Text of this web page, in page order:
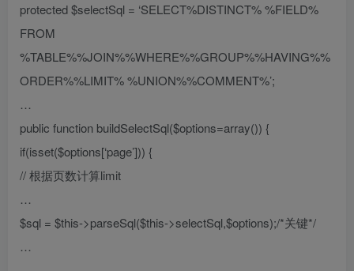
protected $selectSql = ‘SELECT%DISTINCT% %FIELD%
FROM
%TABLE%%JOIN%%WHERE%%GROUP%%HAVING%%
ORDER%%LIMIT% %UNION%%COMMENT%’;
…
public function buildSelectSql($options=array()) {
if(isset($options[‘page’])) {
// 根据页数计算limit
…
$sql = $this->parseSql($this->selectSql,$options);/*关键*/
…